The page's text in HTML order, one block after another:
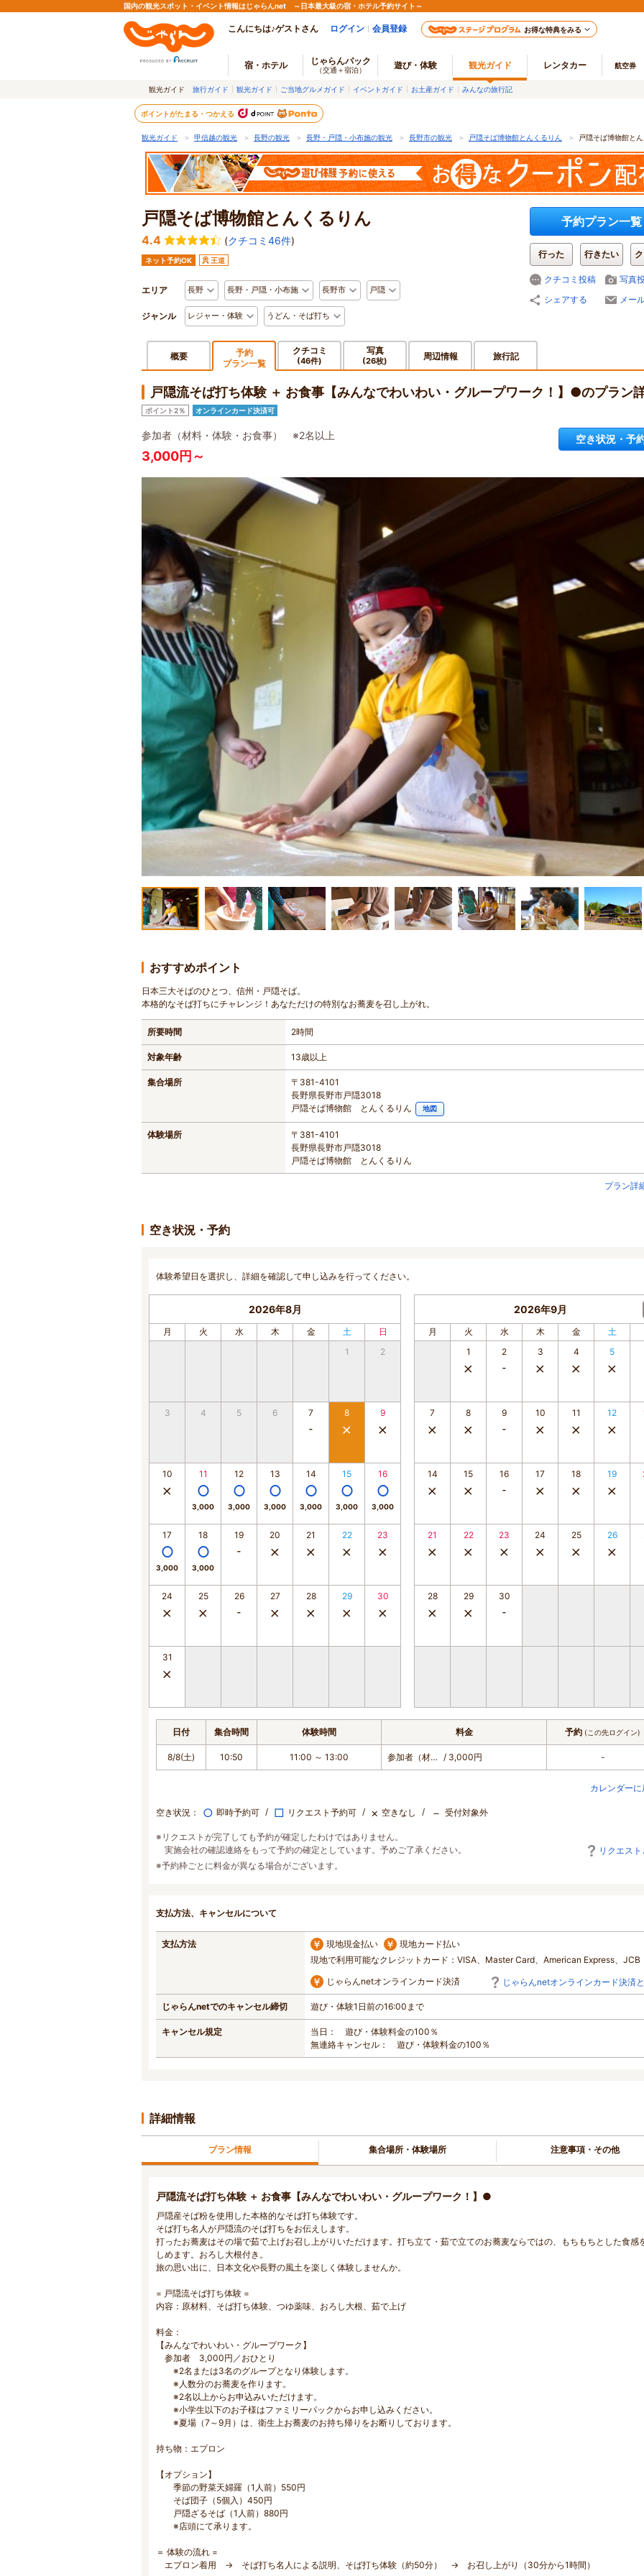
国内の観光スポット・イベント情報はじゃらんnet ～日本最大級の宿・ホテル予約サイト～
こんにちは♪ゲストさん ログイン 会員登録 お得な特典をみる
宿・ホテル じゃらんパック
（交通＋宿泊） 遊び・体験 観光ガイド レンタカー 航空券
観光ガイド 旅行ガイド 観光ガイド ご当地グルメガイド イベントガイド お土産ガイド みんなの旅行記
ポイントがたまる・つかえる
観光ガイド ＞ 甲信越の観光 ＞ 長野の観光 ＞ 長野・戸隠・小布施の観光 ＞ 長野市の観光 ＞ 戸隠そば博物館とんくるりん ＞ 戸隠そば博物館と
戸隠そば博物館とんくるりん
4.4 (クチコミ46件)
ネット予約OK 王道
エリア 長野 長野・戸隠・小布施 長野市 戸隠
ジャンル レジャー・体験 うどん・そば打ち
予約プラン一覧
行った 行きたい
クチコミ投稿
写真
シェアする
メー
概要
予約
プラン一覧
クチコミ
(46件)
写真
(26枚) 周辺情報 旅行記
戸隠流そば打ち体験 ＋ お食事【みんなでわいわい・グループワーク！】●のプラン
ポイント2％ オンラインカード決済可
参加者（材料・体験・お食事） ※2名以上
3,000円～
空き状況・予
おすすめポイント
日本三大そばのひとつ、信州・戸隠そば。
本格的なそば打ちにチャレンジ！あなただけの特別なお蕎麦を召し上がれ。
所要時間 2時間
対象年齢 13歳以上
集合場所
〒381-4101
長野県長野市戸隠3018
戸隠そば博物館 とんくるりん
地図
体験場所
〒381-4101
長野県長野市戸隠3018
戸隠そば博物館 とんくるりん
プラン詳
空き状況・予約
体験希望日を選択し、詳細を確認して申し込みを行ってください。
2026年8月
月 火 水 木 金 土
日
1
2
3 4 5 6 7 8 9
10 11
3,000
12
3,000
13
3,000
14
3,000
15
3,000
16
3,000
17
3,000
18
3,000
19 20 21 22 23
24 25 26 27 28 29 30
31
2026年9月
月 火 水 木 金 土
1
2 3 4 5
7 8 9 10 11 12
14 15 16 17 18 19
21 22 23 24 25 26
28 29 30
日付 集合時間 体験時間 料金 予約 (この先ログイン)
8/8(土) 10:50 11:00 ～ 13:00 参加者（材料・体験・お食事） ※2名以上 / 3,000円 -
カレンダーに
空き状況： ○ 即時予約可 □ リクエスト予約可 × 空きなし － 受付対象外
※リクエストが完了しても予約が確定したわけではありません。
実施会社の確認連絡をもって予約の確定としています。予めご了承ください。
リクエス
※予約枠ごとに料金が異なる場合がございます。
支払方法、キャンセルについて
支払方法 現地現金払い
現地カード払い
現地で利用可能なクレジットカード：VISA、Master Card、American Express、JCB
じゃらんnetオンラインカード決済
じゃらんnetオンラインカード決済
じゃらんnetでのキャンセル締切 遊び・体験1日前の16:00まで
キャンセル規定
当日： 遊び・体験料金の100％
無連絡キャンセル： 遊び・体験料金の100％
詳細情報
プラン情報 集合場所・体験場所 注意事項・その他
戸隠流そば打ち体験 ＋ お食事【みんなでわいわい・グループワーク！】●
戸隠産そば粉を使用した本格的なそば打ち体験です。
そば打ち名人が戸隠流のそば打ちをお伝えします。
打ったお蕎麦はその場で茹で上げお召し上がりいただけます。打ち立て・茹で立てのお蕎麦ならではの、もちもちとした食感
しめます。おろし大根付き。
旅の思い出に、日本文化や長野の風土を楽しく体験しませんか。
= 戸隠流そば打ち体験 =
内容：原材料、そば打ち体験、つゆ薬味、おろし大根、茹で上げ
料金：
【みんなでわいわい・グループワーク】
参加者 3,000円／おひとり
※2名または3名のグループとなり体験します。
※人数分のお蕎麦を作ります。
※2名以上からお申込みいただけます。
※小学生以下のお子様はファミリーパックからお申し込みください。
※夏場（7～9月）は、衛生上お蕎麦のお持ち帰りをお断りしております。
持ち物：エプロン
【オプション】
季節の野菜天婦羅（1人前）550円
そば団子（5個入）450円
戸隠ざるそば（1人前）880円
※店頭にて承ります。
＝ 体験の流れ =
エプロン着用 → そば打ち名人による説明、そば打ち体験（約50分） → お召し上がり（30分から1時間）